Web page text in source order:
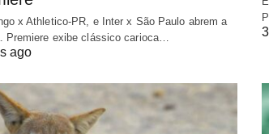
x Athletico-PR, e Inter x São Paulo abrem a
Premiere exibe clássico carioca…
ago